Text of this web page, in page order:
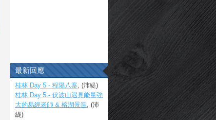
最新回應
桂林 Day 5 - 程陽八寨, (沛緹)
桂林 Day 5 - 伏波山遇見能量強
大的易經老師 & 榕湖景區, (沛
緹)